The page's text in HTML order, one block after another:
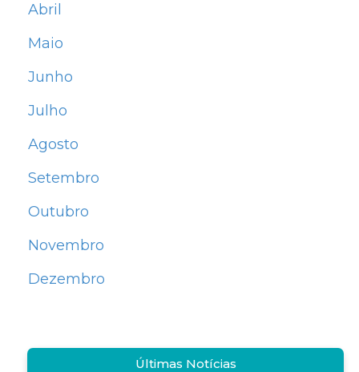
Abril
Maio
Junho
Julho
Agosto
Setembro
Outubro
Novembro
Dezembro
Últimas Notícias